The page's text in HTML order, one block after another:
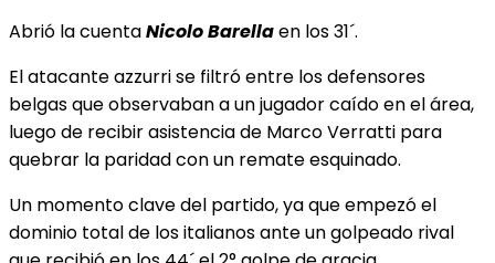
Abrió la cuentaNicolo Barellaen los 31´.
El atacante azzurri se filtró entre los defensores
belgas que observaban a un jugador caído en el área,
luego de recibir asistencia de Marco Verratti para
quebrar la paridad con un remate esquinado.
Un momento clave del partido, ya que empezó el
dominio total de los italianos ante un golpeado rival